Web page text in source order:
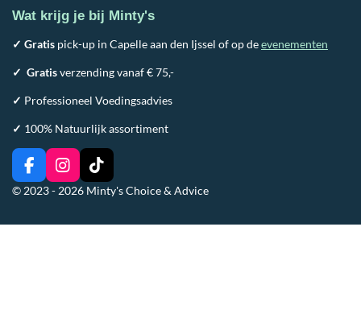
Wat krijg je bij Minty's
✓ Gratis pick-up in Capelle aan den Ijssel of op deevenementen
✓ Gratisverzending vanaf € 75,-
✓ Professioneel Voedingsadvies
✓ 100% Natuurlijk assortiment
F
a
I
n
T
i
© 2023 - 2026 Minty's Choice & Advice